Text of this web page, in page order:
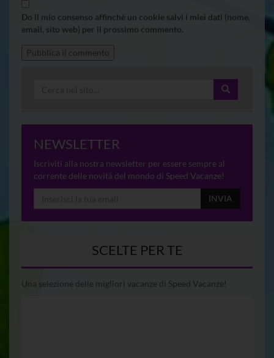
Do il mio consenso affinché un cookie salvi i miei dati (nome,
email, sito web) per il prossimo commento.
NEWSLETTER
Iscriviti alla nostra newsletter per essere sempre al
corrente delle novità del mondo di Speed Vacanze!
INVIA
SCELTE PER TE
Una selezione delle migliori vacanze di Speed Vacanze!